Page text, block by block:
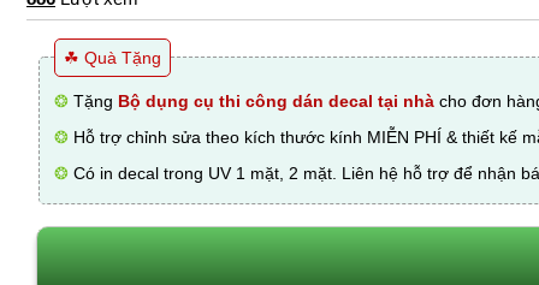
☘ Quà Tặng
❂ Tặng Bộ dụng cụ thi công dán decal tại nhà cho đơn
❂ Hỗ trợ chỉnh sửa theo kích thước kính MIỄN PHÍ & thiết kế
❂ Có in decal trong UV 1 mặt, 2 mặt. Liên hệ hỗ trợ để nhận